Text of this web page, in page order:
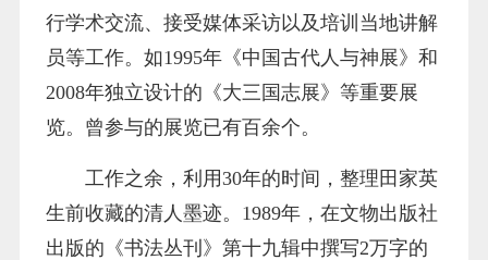
行学术交流、接受媒体采访以及培训当地讲解
员等工作。如1995年《中国古代人与神展》和
2008年独立设计的《大三国志展》等重要展
览。曾参与的展览已有百余个。
工作之余，利用30年的时间，整理田家英
生前收藏的清人墨迹。1989年，在文物出版社
出版的《书法丛刊》第十九辑中撰写2万字的